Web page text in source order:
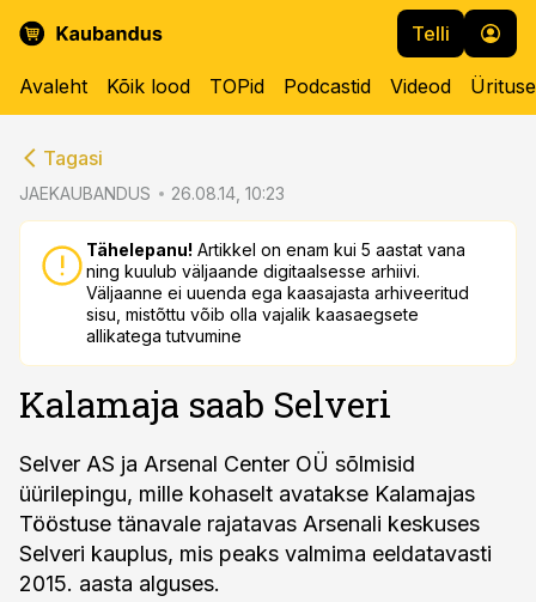
Telli
Avaleht Kõik lood TOPid Podcastid Videod
Tagasi
JAEKAUBANDUS 26.08.14, 10:23
Tähelepanu! Artikkel on enam kui 5 aastat vana
ning kuulub väljaande digitaalsesse arhiivi.
Väljaanne ei uuenda ega kaasajasta arhiveeritud
sisu, mistõttu võib olla vajalik kaasaegsete
allikatega tutvumine
Kalamaja saab Selveri
Selver AS ja Arsenal Center OÜ sõlmisid
üürilepingu, mille kohaselt avatakse Kalamajas
Tööstuse tänavale rajatavas Arsenali keskuses
Selveri kauplus, mis peaks valmima eeldatavasti
2015. aasta alguses.